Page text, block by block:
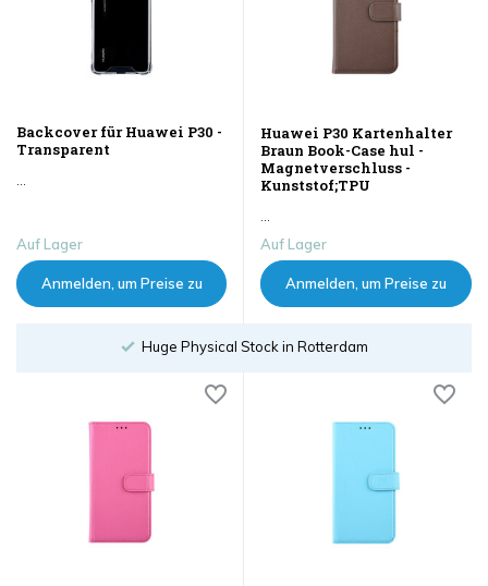
Backcover für Huawei P30 -
Transparent
Auf Lager
Anmelden, um Preise zu
Huawei P30 Kartenhalter
Braun Book-Case hul -
Magnetverschluss -
Kunststof;TPU
Auf Lager
Anmelden, um Preise zu
Stock in Rotterdam